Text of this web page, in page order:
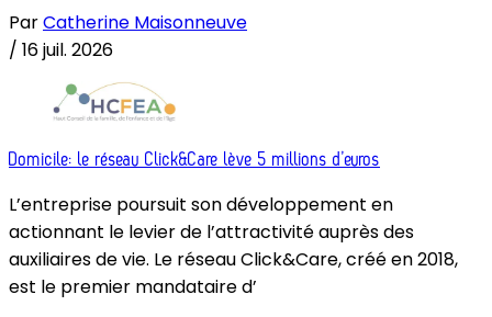
ParCatherine Maisonneuve
/ 16 juil. 2026
Domicile: le réseau Click&Care lève 5 millions d’euros
L’entreprise poursuit son développement en
actionnant le levier de l’attractivité auprès des
auxiliaires de vie. Le réseau Click&Care, créé en 2018,
est le premier mandataire d’